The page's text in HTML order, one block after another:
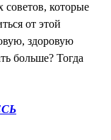
советов, которые
от этой
здоровую
больше? Тогда